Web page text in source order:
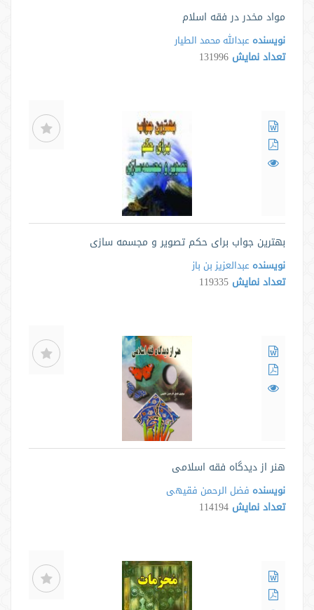
مواد مخدر در فقه اسلام
نویسنده عبدالله محمد الطیار
تعداد نمایش 131996
بهترین جواب برای حکم تصویر و مجسمه سازی
نویسنده عبدالعزیز بن باز
تعداد نمایش 119335
هنر از دیدگاه فقه اسلامی
نویسنده فضل الرحمن فقیهی
تعداد نمایش 114194